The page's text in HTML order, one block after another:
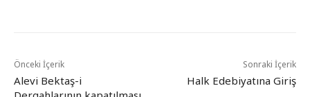
Önceki İçerik
Alevi Bektaş-i
Sonraki İçerik
Halk Edebiyatına Giriş